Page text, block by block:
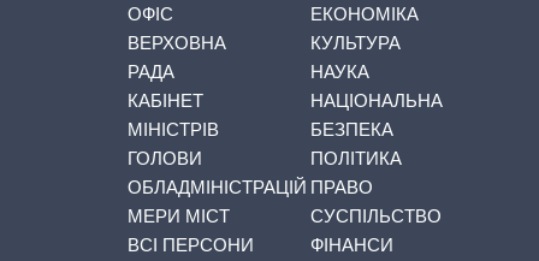
ОФІС
ВЕРХОВНА
РАДА
КАБІНЕТ
МІНІСТРІВ
ГОЛОВИ
ОБЛАДМІНІСТРАЦІЙ
МЕРИ МІСТ
ВСІ ПЕРСОНИ
ЕКОНОМІКА
КУЛЬТУРА
НАУКА
НАЦІОНАЛЬНА
БЕЗПЕКА
ПОЛІТИКА
ПРАВО
СУСПІЛЬСТВО
ФІНАНСИ